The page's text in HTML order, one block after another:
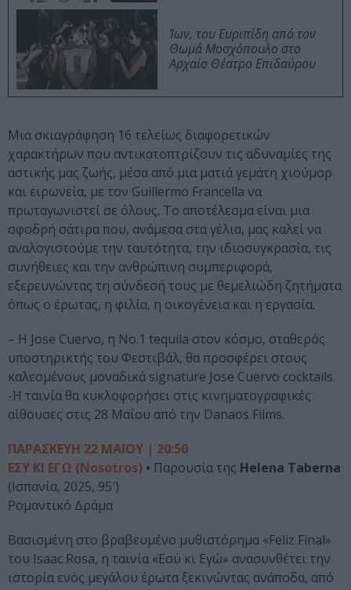
Ίων, του Ευριπίδη από τον
Θωμά Μοσχόπουλο στο
Αρχαίο Θέατρο Επιδαύρου
Μια σκιαγράφηση 16 τελείως διαφορετικών
χαρακτήρων που αντικατοπτρίζουν τις αδυναμίες της
αστικής μας ζωής, μέσα από μια ματιά γεμάτη χιούμορ
και ειρωνεία, με τον Guillermo Francella να
πρωταγωνιστεί σε όλους. Το αποτέλεσμα είναι μια
σφοδρή σάτιρα που, ανάμεσα στα γέλια, μας καλεί να
αναλογιστούμε την ταυτότητα, την ιδιοσυγκρασία, τις
συνήθειες και την ανθρώπινη συμπεριφορά,
εξερευνώντας τη σύνδεσή τους με θεμελιώδη ζητήματα
όπως ο έρωτας, η φιλία, η οικογένεια και η εργασία.
– H Jose Cuervo, η Νο.1 tequila στον κόσμο, σταθερός
υποστηρικτής του Φεστιβάλ, θα προσφέρει στους
καλεσμένους μοναδικά signature Jose Cuervo cocktails.
-Η ταινία θα κυκλοφορήσει στις κινηματογραφικές
αίθουσες στις 28 Μαΐου από την Danaos Films.
ΠΑΡΑΣΚΕΥΗ 22 ΜΑΪΟΥ | 20:50
ΕΣΥ ΚΙ ΕΓΩ (Nosotros) • Παρουσία της Helena Taberna
(Ισπανία, 2025, 95′)
Ρομαντικό Δράμα
Βασισμένη στο βραβευμένο μυθιστόρημα «Feliz Final»
του Isaac Rosa, η ταινία «Εσύ κι Εγώ» ανασυνθέτει την
ιστορία ενός μεγάλου έρωτα ξεκινώντας ανάποδα, από